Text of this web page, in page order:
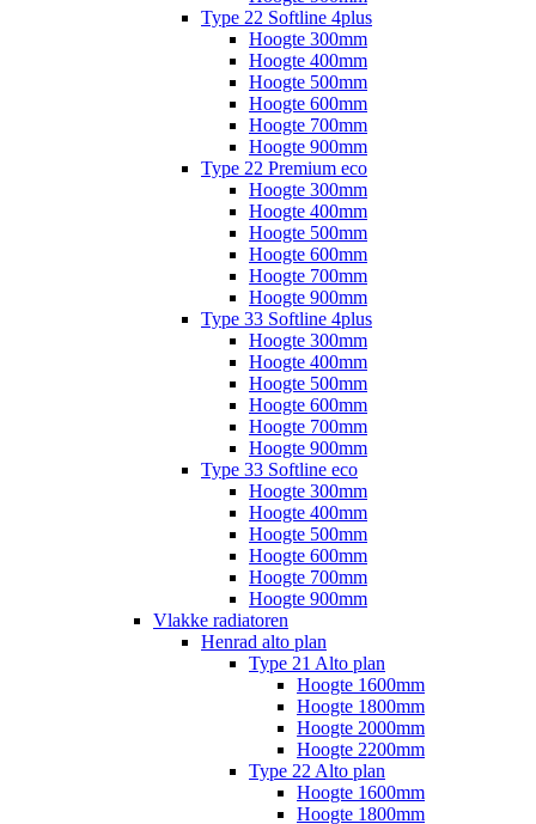
Type 22 Softline 4plus
Hoogte 300mm
Hoogte 400mm
Hoogte 500mm
Hoogte 600mm
Hoogte 700mm
Hoogte 900mm
Type 22 Premium eco
Hoogte 300mm
Hoogte 400mm
Hoogte 500mm
Hoogte 600mm
Hoogte 700mm
Hoogte 900mm
Type 33 Softline 4plus
Hoogte 300mm
Hoogte 400mm
Hoogte 500mm
Hoogte 600mm
Hoogte 700mm
Hoogte 900mm
Type 33 Softline eco
Hoogte 300mm
Hoogte 400mm
Hoogte 500mm
Hoogte 600mm
Hoogte 700mm
Hoogte 900mm
Vlakke radiatoren
Henrad alto plan
Type 21 Alto plan
Hoogte 1600mm
Hoogte 1800mm
Hoogte 2000mm
Hoogte 2200mm
Type 22 Alto plan
Hoogte 1600mm
Hoogte 1800mm